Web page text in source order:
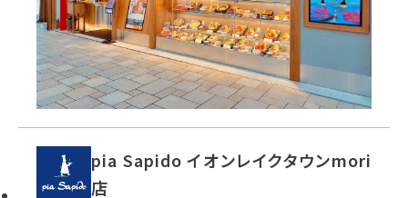
pia Sapido イオンレイクタウンmori
店